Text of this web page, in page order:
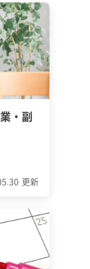
更新
・副